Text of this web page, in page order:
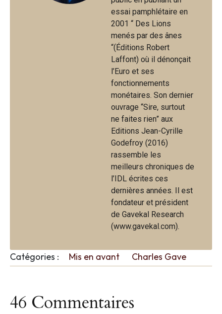
essai pamphlétaire en
2001 “ Des Lions
menés par des ânes
“(Éditions Robert
Laffont) où il dénonçait
l’Euro et ses
fonctionnements
monétaires. Son dernier
ouvrage “Sire, surtout
ne faites rien” aux
Editions Jean-Cyrille
Godefroy (2016)
rassemble les
meilleurs chroniques de
l’IDL écrites ces
dernières années. Il est
fondateur et président
de Gavekal Research
(www.gavekal.com).
Catégories : Mis en avant Charles Gave
46 Commentaires